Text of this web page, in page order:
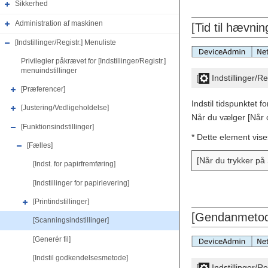
Sikkerhed
Administration af maskinen
[Indstillinger/Registr.] Menuliste
Privilegier påkrævet for [Indstillinger/Registr.]
menuindstillinger
[Præferencer]
[Justering/Vedligeholdelse]
[Funktionsindstillinger]
[Fælles]
[Indst. for papirfremføring]
[Indstillinger for papirlevering]
[Printindstillinger]
[Scanningsindstillinger]
[Generér fil]
[Indstil godkendelsesmetode]
[Tid til
[ Indstillinger/
Indstil tidspunktet
Når du vælger [Når
* Dette element
[Når du trykker på